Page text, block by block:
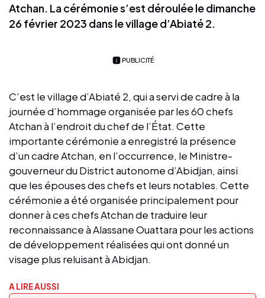
Atchan. La cérémonie s’est déroulée le dimanche
26 février 2023 dans le village d’Abiaté 2.
PUBLICITÉ
C’est le village d’Abiaté 2, qui a servi de cadre à la
journée d’hommage organisée par les 60 chefs
Atchan à l’endroit du chef de l’État. Cette
importante cérémonie a enregistré la présence
d’un cadre Atchan, en l’occurrence, le Ministre-
gouverneur du District autonome d’Abidjan, ainsi
que les épouses des chefs et leurs notables. Cette
cérémonie a été organisée principalement pour
donner à ces chefs Atchan de traduire leur
reconnaissance à Alassane Ouattara pour les actions
de développement réalisées qui ont donné un
visage plus reluisant à Abidjan.
A LIRE AUSSI